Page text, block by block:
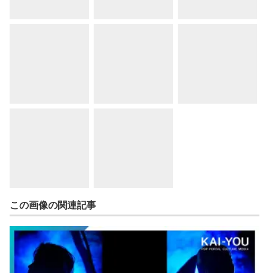
この画像の関連記事